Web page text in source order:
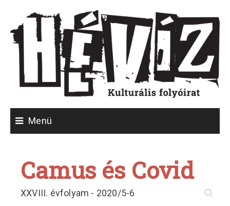
content
Menü
Camus és Covid
XXVIII. évfolyam - 2020/5-6